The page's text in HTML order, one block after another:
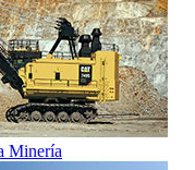
Minería